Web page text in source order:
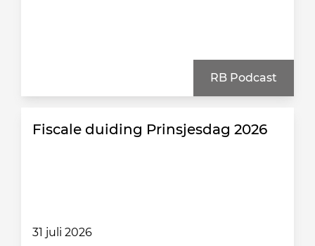
RB Podcast
Fiscale duiding Prinsjesdag 2026
31 juli 2026